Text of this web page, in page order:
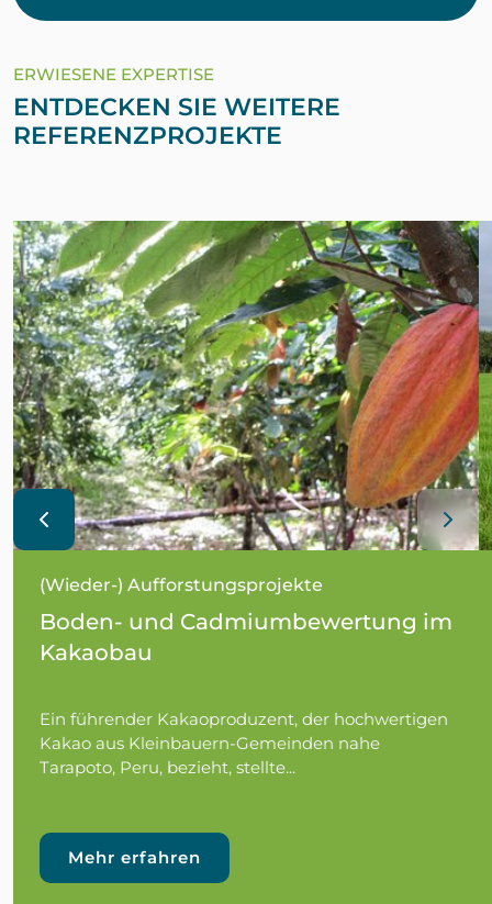
ERWIESENE EXPERTISE
ENTDECKEN SIE WEITERE
REFERENZPROJEKTE
(Wieder-) Aufforstungsprojekte
Boden- und Cadmiumbewertung im
Kakaobau
Ein führender Kakaoproduzent, der hochwertigen
Kakao aus Kleinbauern-Gemeinden nahe
Tarapoto, Peru, bezieht, stellte...
Mehr erfahren